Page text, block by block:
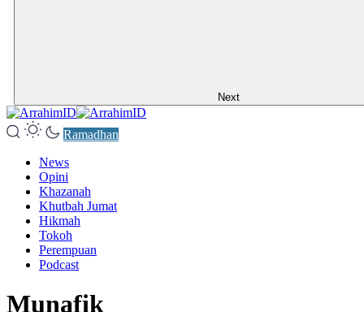
Next
Ramadhan
News
Opini
Khazanah
Khutbah Jumat
Hikmah
Tokoh
Perempuan
Podcast
Munafik